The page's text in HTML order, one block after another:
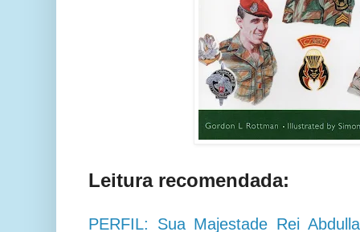
Leitura recomendada:
PERFIL: Sua Majestade Rei